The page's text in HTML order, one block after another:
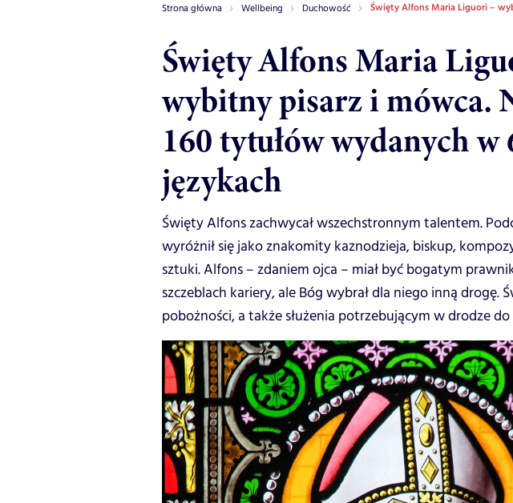
Strona główna Wellbeing Duchowość Święty Alfons Maria Liguori –
Święty Alfons Maria
wybitny pisarz i mówca.
160 tytułów wydanych w
językach
Święty Alfons zachwycał wszechstronnym talentem.
wyróżnił się jako znakomity kaznodzieja, biskup,
sztuki. Alfons – zdaniem ojca – miał być bogatym
szczeblach kariery, ale Bóg wybrał dla niego inną drogę.
pobożności, a także służenia potrzebującym w drodze